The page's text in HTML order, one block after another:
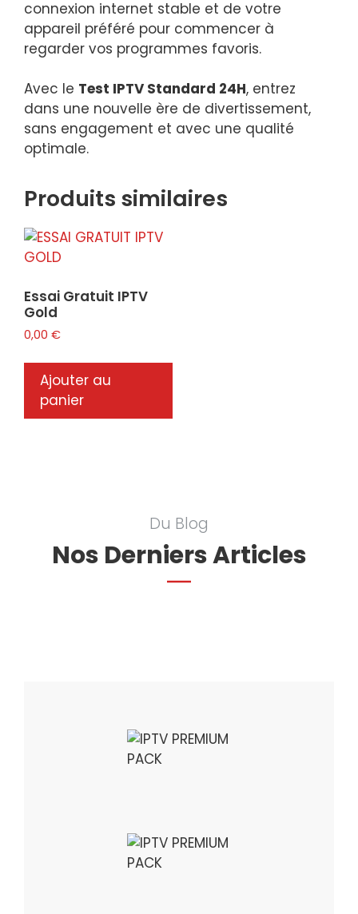
connexion internet stable et de votre
appareil préféré pour commencer à
regarder vos programmes favoris.
Avec le Test IPTV Standard 24H, entrez
dans une nouvelle ère de divertissement,
sans engagement et avec une qualité
optimale.
Produits similaires
Essai Gratuit IPTV
Gold
0,00 €
Ajouter au
panier
Du Blog
Nos Derniers Articles